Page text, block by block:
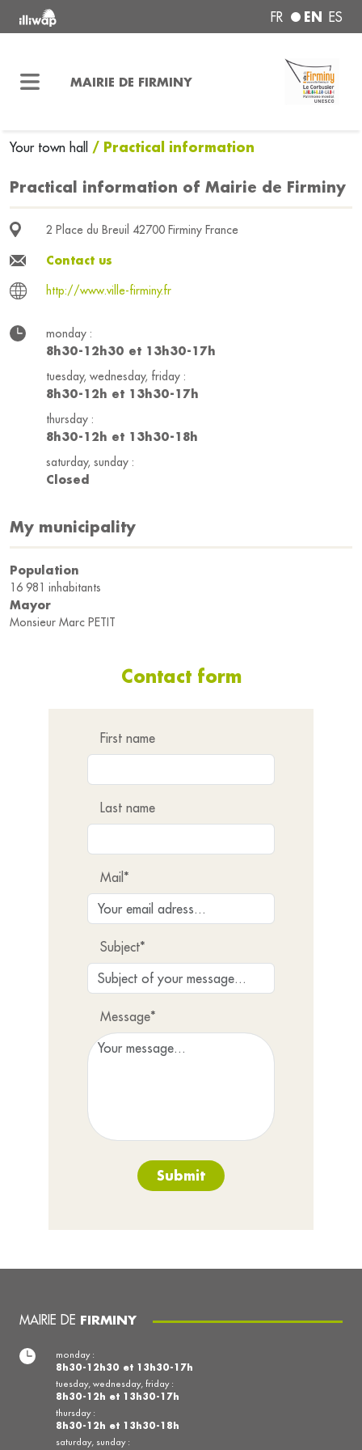
FR EN ES
MAIRIE DE FIRMINY
Your town hall / Practical information
Practical information of Mairie de Firminy
2 Place du Breuil 42700 Firminy France
Contact us
http://www.ville-firminy.fr
monday :
8h30-12h30 et 13h30-17h
tuesday, wednesday, friday :
8h30-12h et 13h30-17h
thursday :
8h30-12h et 13h30-18h
saturday, sunday :
Closed
My municipality
Population
16 981 inhabitants
Mayor
Monsieur Marc PETIT
Contact form
First name
Last name
Mail*
Subject*
Message*
Submit
MAIRIE DE FIRMINY
monday :
8h30-12h30 et 13h30-17h
tuesday, wednesday, friday :
8h30-12h et 13h30-17h
thursday :
8h30-12h et 13h30-18h
saturday, sunday :